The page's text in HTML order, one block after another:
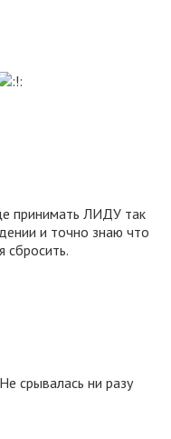
принимать ЛИДУ так
и точно знаю что
сбросить.
срывалась ни разу